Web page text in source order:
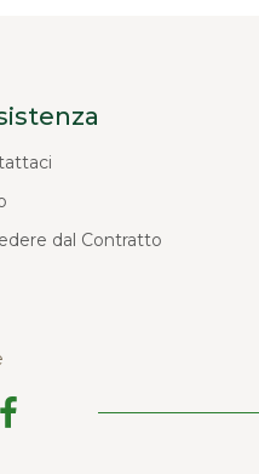
dal Contratto